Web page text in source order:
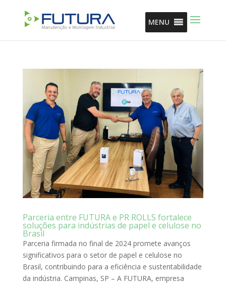
MENU
Parceria entre FUTURA e PR ROLLS fortalece
soluções para indústrias de papel e celulose no
Brasil
Parceria firmada no final de 2024 promete avanços
significativos para o setor de papel e celulose no
Brasil, contribuindo para a eficiência e sustentabilidade
da indústria. Campinas, SP – A FUTURA, empresa